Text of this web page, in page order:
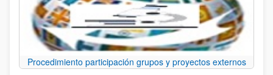
Procedimiento participación grupos y proyectos externos